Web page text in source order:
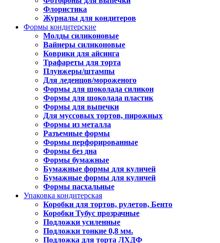
Флористика
Журналы для кондитеров
Формы кондитерские
Молды силиконовые
Вайнеры силиконовые
Коврики для айсинга
Трафареты для торта
Плунжеры/штампы
Для леденцов/мороженого
Формы для шоколада силикон
Формы для шоколада пластик
Формы для выпечки
Для муссовых тортов, пирожных
Формы из металла
Разъемные формы
Формы перфорированные
Формы без дна
Формы бумажные
Бумажные формы для куличей
Бумажные формы для куличей
Формы пасхальные
Упаковка кондитерская
Коробки для тортов, рулетов, Бенто
Коробки Тубус прозрачные
Подложки усиленные
Подложки тонкие 0,8 мм.
Подложка для торта ЛХДФ